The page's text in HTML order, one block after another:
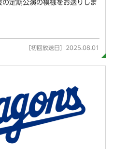
定期公演の模様をお送りしま
［初回放送日］2025.08.01